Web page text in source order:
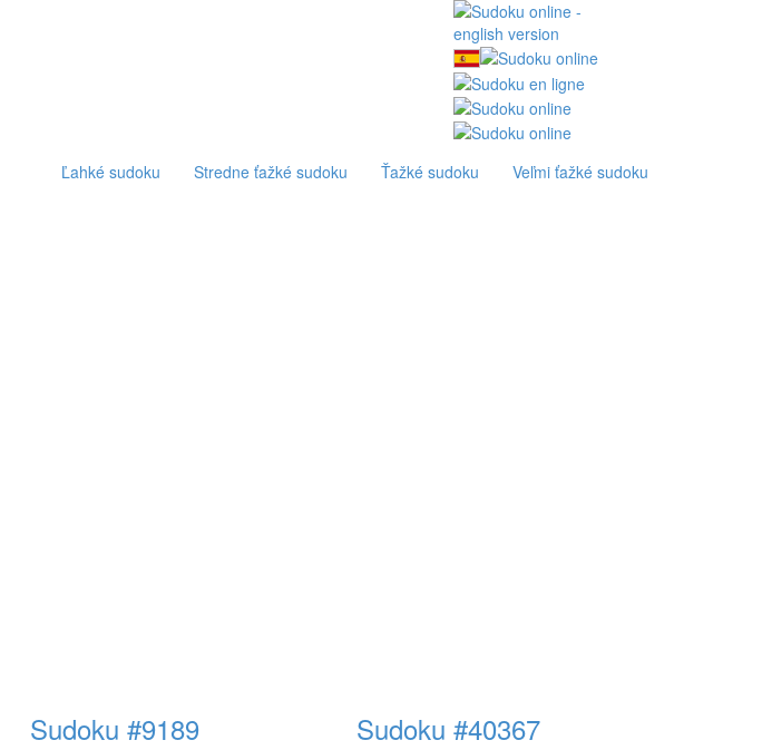
Ľahké sudoku Stredne ťažké sudoku Ťažké sudoku Veľmi ťažké sudoku
Sudoku #9189 Sudoku #40367